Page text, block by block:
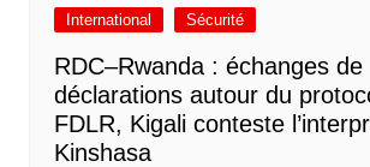
International Sécurité
RDC–Rwanda : échanges de
déclarations autour du
FDLR, Kigali conteste
Kinshasa